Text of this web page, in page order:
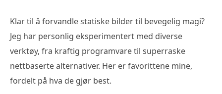
Klar til å forvandle statiske bilder til bevegelig magi?
Jeg har personlig eksperimentert med diverse
verktøy, fra kraftig programvare til superraske
nettbaserte alternativer. Her er favorittene mine,
fordelt på hva de gjør best.